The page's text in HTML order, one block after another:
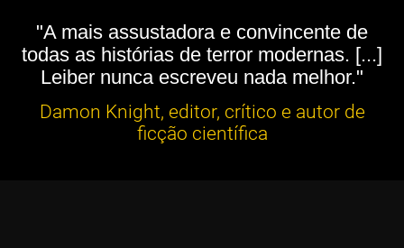
"A mais assustadora e convincente de
todas as histórias de terror modernas. [...]
Leiber nunca escreveu nada melhor."
Damon Knight, editor, crítico e autor de
ficção científica